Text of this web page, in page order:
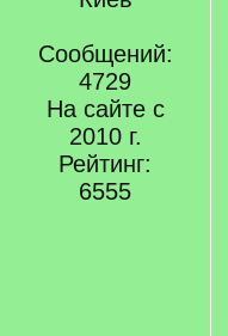
Сообщений:
4729
На сайте с
2010 г.
Рейтинг:
6555